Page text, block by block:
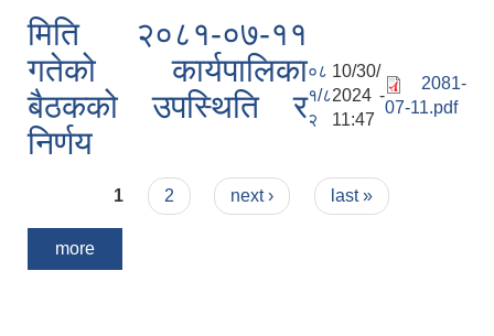
मिति २०८१-०७-११
गतेको कार्यपालिका
बैठकको उपस्थिति र
निर्णय
०८
१/८
२
10/30/
2024 -
11:47
2081-
07-11.pdf
Pages
1 2 next › last »
more